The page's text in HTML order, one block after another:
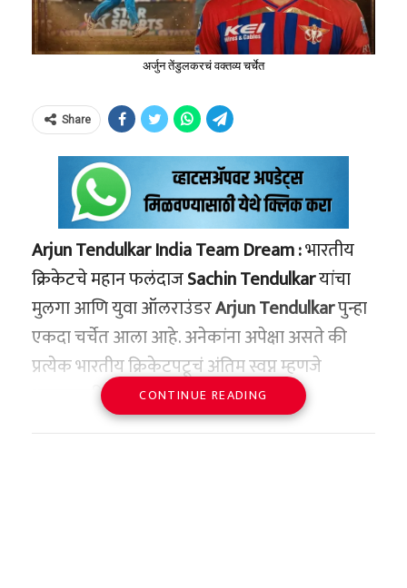
अर्जुन तेंडुलकरचं वक्तव्य चर्चेत
Share
Arjun Tendulkar India Team Dream :भारतीय
क्रिकेटचे महान फलंदाजSachin Tendulkarयांचा
मुलगा आणि युवा ऑलराउंडरArjun Tendulkarपुन्हा
एकदा चर्चेत आला आहे. अनेकांना अपेक्षा असते की
प्रत्येक भारतीय क्रिकेटपटूचं अंतिम स्वप्न म्हणजे
भारतासाठी खेळणे. मात्र अर्जुनने दिलेल्या एका
प्रामाणिक मुलाखतीत असे वक्तव्य केले आहे, ज्यामुळे
CONTINUE READING